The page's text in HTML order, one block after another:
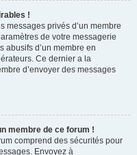
!
messages privés d’un membre
de votre messagerie
abusifs d’un membre en
Ce dernier a la
d’envoyer des messages
membre de ce forum !
comprend des sécurités pour
Envoyez à